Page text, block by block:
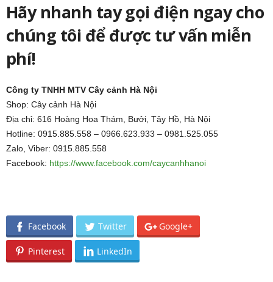
Hãy nhanh tay gọi điện ngay cho
chúng tôi để được tư vấn miễn
phí!
Công ty TNHH MTV Cây cảnh Hà Nội
Shop: Cây cảnh Hà Nội
Địa chỉ: 616 Hoàng Hoa Thám, Bưởi, Tây Hồ, Hà Nội
Hotline: 0915.885.558 – 0966.623.933 – 0981.525.055
Zalo, Viber: 0915.885.558
Facebook: https://www.facebook.com/caycanhhanoi
Facebook Twitter Google+
Pinterest LinkedIn